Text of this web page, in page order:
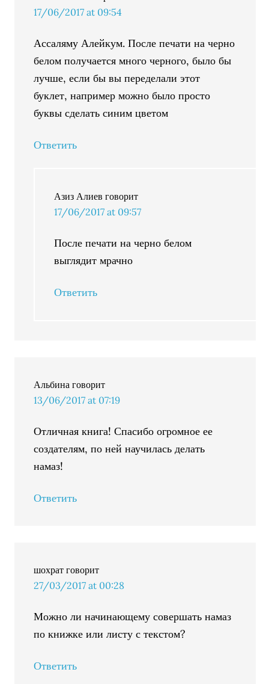
17/06/2017 at 09:54
Ассаляму Алейкум. После печати на черно
белом получается много черного, было бы
лучше, если бы вы переделали этот
буклет, например можно было просто
буквы сделать синим цветом
Ответить
Азиз Алиев говорит
17/06/2017 at 09:57
После печати на черно белом
выглядит мрачно
Ответить
Альбина говорит
13/06/2017 at 07:19
Отличная книга! Спасибо огромное ее
создателям, по ней научилась делать
намаз!
Ответить
шохрат говорит
27/03/2017 at 00:28
Можно ли начинающему совершать намаз
по книжке или листу с текстом?
Ответить